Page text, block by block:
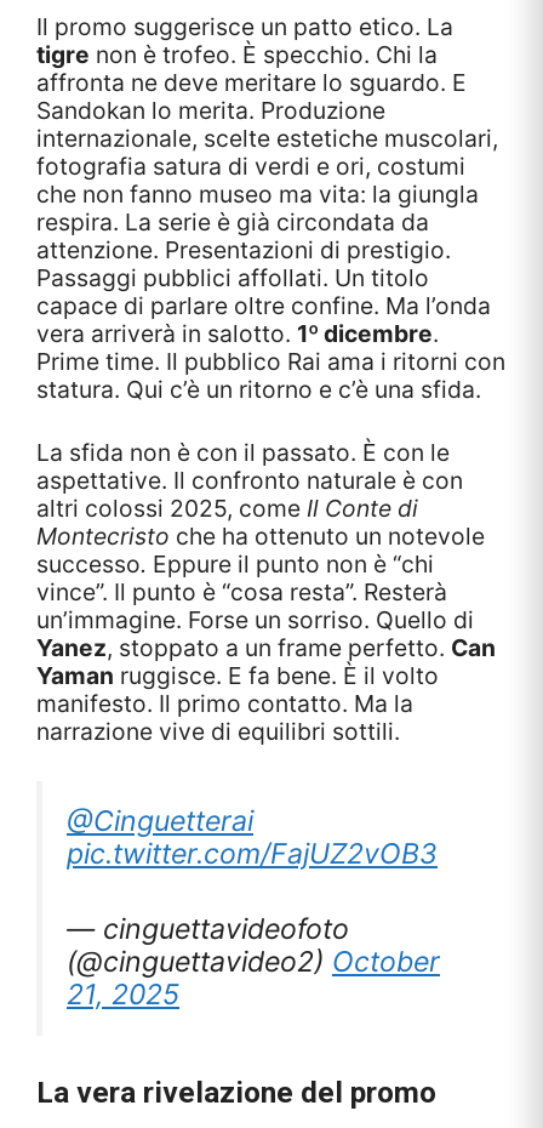
Il promo suggerisce un patto etico. La
tigre non è trofeo. È specchio. Chi la
affronta ne deve meritare lo sguardo. E
Sandokan lo merita. Produzione
internazionale, scelte estetiche muscolari,
fotografia satura di verdi e ori, costumi
che non fanno museo ma vita: la giungla
respira. La serie è già circondata da
attenzione. Presentazioni di prestigio.
Passaggi pubblici affollati. Un titolo
capace di parlare oltre confine. Ma l’onda
vera arriverà in salotto. 1º dicembre.
Prime time. Il pubblico Rai ama i ritorni con
statura. Qui c’è un ritorno e c’è una sfida.
La sfida non è con il passato. È con le
aspettative. Il confronto naturale è con
altri colossi 2025, come Il Conte di
Montecristo che ha ottenuto un notevole
successo. Eppure il punto non è “chi
vince”. Il punto è “cosa resta”. Resterà
un’immagine. Forse un sorriso. Quello di
Yanez, stoppato a un frame perfetto. Can
Yaman ruggisce. E fa bene. È il volto
manifesto. Il primo contatto. Ma la
narrazione vive di equilibri sottili.
@Cinguetterai
pic.twitter.com/FajUZ2vOB3
— cinguettavideofoto
(@cinguettavideo2) October
21, 2025
La vera rivelazione del promo